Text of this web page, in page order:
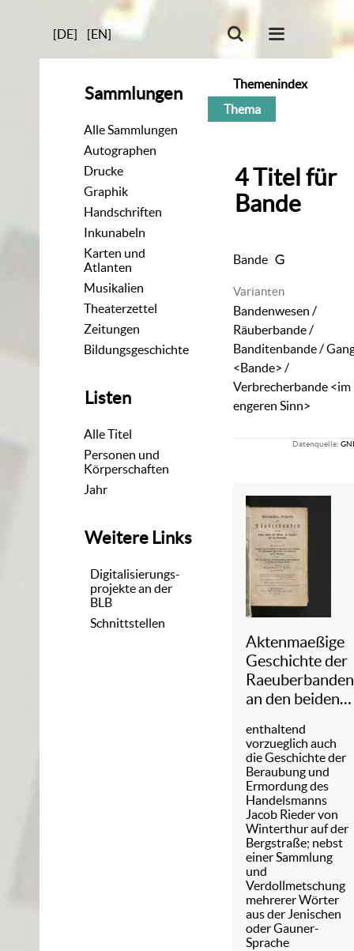
[DE] [EN]
Sammlungen
Alle Sammlungen
Autographen
Drucke
Graphik
Handschriften
Inkunabeln
Karten und
Atlanten
Musikalien
Theaterzettel
Zeitungen
Bildungsgeschichte
Listen
Alle Titel
Personen und
Körperschaften
Jahr
Weitere Links
Digitalisierungs-
projekte an der
BLB
Schnittstellen
Themenindex
Thema
4Titel für
Bande
Bande
Varianten
Bandenwesen /
Räuberbande /
Banditenbande /
<Bande> /
Verbrecherbande <im
engeren Sinn>
Datenquelle:
Aktenmaeßige
Geschichte der
Raeuberbanden
an den beiden
Mains, im
Spessart und im
Odenwalde
enthaltend
vorzueglich auch
die Geschichte der
Beraubung und
Ermordung des
Handelsmanns
Jacob Rieder von
Winterthur auf der
Bergstraße; nebst
einer Sammlung
und
Verdollmetschung
mehrerer Wörter
aus der Jenischen
oder Gauner-
Sprache